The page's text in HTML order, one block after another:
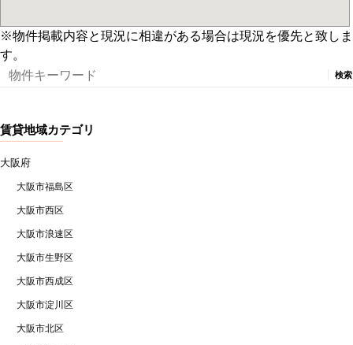
※物件掲載内容と現況に相違がある場合は現況を優先と致しま
す。
検
賃貸地域カテゴリ
大阪府
大阪市福島区
大阪市西区
大阪市浪速区
大阪市生野区
大阪市西成区
大阪市淀川区
大阪市北区